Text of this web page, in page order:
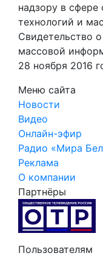
надзору в
технологий и
Свидетельство
массовой
28 ноября 2016
Меню сайта
Новости
Видео
Онлайн-эфир
Радио «Мира
Реклама
О компании
Партнёры
Пользователям